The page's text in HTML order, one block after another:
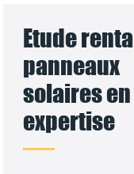
Etude
panneaux
solaires
expertise